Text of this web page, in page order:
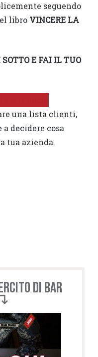
seguendo
libro VINCERE LA
E FAI IL TUO
una lista clienti,
decidere cosa
tua azienda.
di BAR